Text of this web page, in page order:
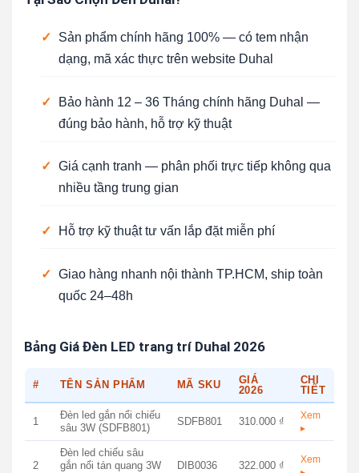
✓
Sản phẩm chính hãng 100% — có tem nhận
dạng, mã xác thực trên website Duhal
✓
Bảo hành 12 – 36 Tháng chính hãng Duhal —
đúng bảo hành, hỗ trợ kỹ thuật
✓ Giá cạnh tranh — phân phối trực tiếp không qua
nhiều tầng trung gian
✓ Hỗ trợ kỹ thuật tư vấn lắp đặt miễn phí
✓ Giao hàng nhanh nội thành TP.HCM, ship toàn
quốc 24–48h
Bảng Giá Đèn LED trang trí Duhal 2026
# TÊN SẢN PHẨM MÃ SKU
GIÁ
2026
CHI
TIẾT
1
Đèn led gắn nổi chiếu
sâu 3W (SDFB801)
SDFB801 310.000 ₫
Xem
▸
2
Đèn led chiếu sâu
gắn nổi tán quang 3W
DIB0036 322.000 ₫
Xem